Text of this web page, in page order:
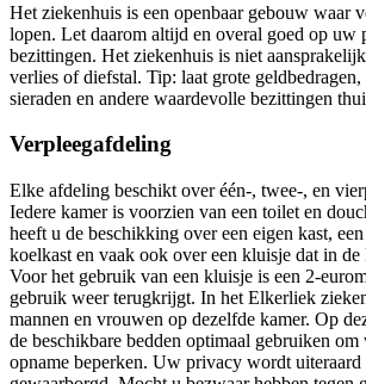
Het ziekenhuis is een openbaar gebouw waar
lopen. Let daarom altijd en overal goed op uw
bezittingen. Het ziekenhuis is niet
verlies of diefstal. Tip: laat grote geldbedragen,
sieraden en andere waardevolle bezittingen
Verpleegafdeling
Elke afdeling beschikt over één-, twee-, en
Iedere kamer is voorzien van een toilet en
heeft u de beschikking over een eigen kast,
koelkast en vaak ook over een kluisje dat in de
Voor het gebruik van een kluisje is een 2-
gebruik weer terugkrijgt. In het Elkerliek
mannen en vrouwen op dezelfde kamer. Op
de beschikbare bedden optimaal gebruiken
opname beperken. Uw privacy wordt